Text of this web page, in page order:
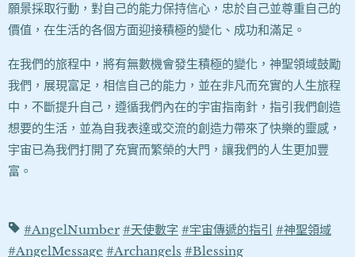
願景採取行動，對自己的能力保持信心，忠於自己並尊重自己的
價值，在生活的各個方面迎接積極的變化、成功和滿足。
在我們的旅程中，將有無數機會發生積極的變化，神聖領域鼓勵
我們，展現富足，相信自己的能力，並在非凡而充實的人生旅程
中，不斷提升自己，遵循我們內在的宇宙指南針，指引我們創造
想要的生活，並為自我表達或交流的創造力帶來了快樂的靈感，
宇宙已為我們打開了充實而繁榮的大門，讓我們的人生更加豐
富。
#AngelNumber #天使數字 #宇宙傳遞的指引 #神聖領域
#AngelMessage #Archangels #Blessing